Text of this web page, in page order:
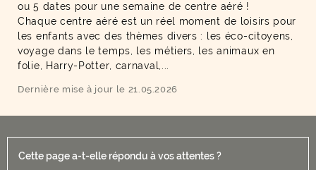
ou 5 dates pour une semaine de centre aéré !
Chaque centre aéré est un réel moment de loisirs pour
les enfants avec des thèmes divers : les éco-citoyens,
voyage dans le temps, les métiers, les animaux en
folie, Harry-Potter, carnaval,...
Dernière mise à jour le 21.05.2026
Cette page a-t-elle répondu à vos attentes ?